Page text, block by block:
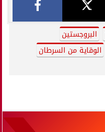
البروجستين
الوقاية من السرطان